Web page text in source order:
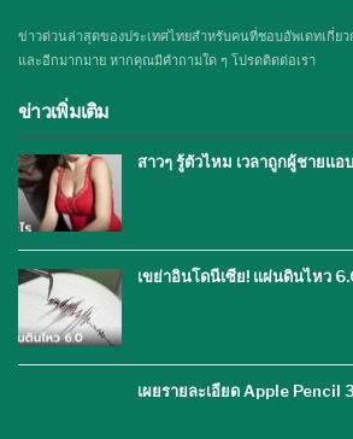
ข่าวด่วนล่าสุดของประเทศไทยสำหรับคนที่ชอบอัพเดทเกี่ยว
และอีกมากมาย หากคุณมีคำถามใด ๆ โปรดติดต่อเรา
ข่าวเพิ่มเติม
สาวๆ รู้ตัวไหม เวลาถูกผู้ชายแ
เขย่าอินโดนีเซีย! แผ่นดินไหว
เผยรายละเอียด Apple Pencil